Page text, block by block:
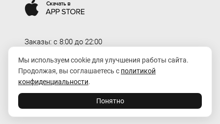
Заказы: c 8:00 до 22:00
Доставка: c 8:00 до 00:00
order@rozaexpress.ru
Мы используем cookie для улучшения работы сайта.
Продолжая, вы соглашаетесь с политикой
конфиденциальности.
Понятно